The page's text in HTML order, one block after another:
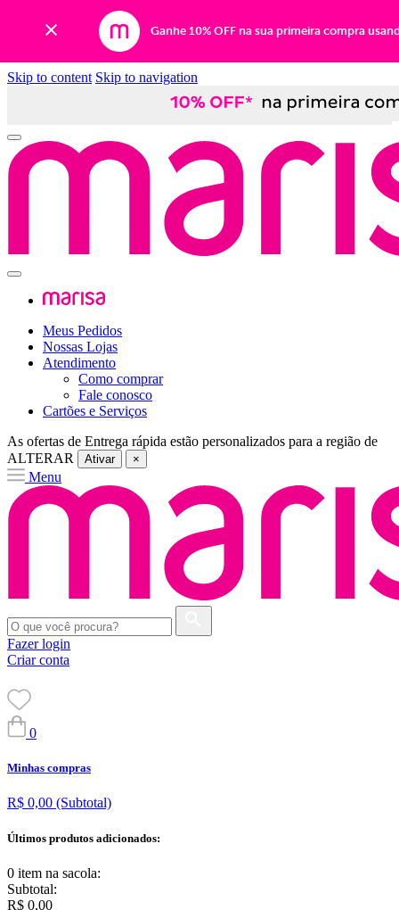
Ganhe 10% OFF na sua primeira compra
Skip to content Skip to navigation
Meus Pedidos
Nossas Lojas
Atendimento
Como comprar
Fale conosco
Cartões e Serviços
As ofertas de Entrega rápida estão personalizados para a região de
ALTERAR
Ativar ×
Menu
Fazer login
Criar conta
0
Minhas compras
R$ 0,00 (Subtotal)
Últimos produtos adicionados:
0 item na sacola:
Subtotal:
R$ 0,00